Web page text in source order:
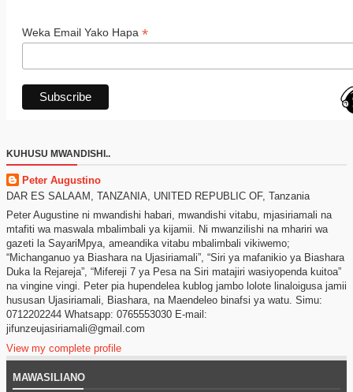
Weka Email Yako Hapa *
KUHUSU MWANDISHI..
Peter Augustino
DAR ES SALAAM, TANZANIA, UNITED REPUBLIC OF, Tanzania
Peter Augustine ni mwandishi habari, mwandishi vitabu, mjasiriamali na
mtafiti wa maswala mbalimbali ya kijamii. Ni mwanzilishi na mhariri wa
gazeti la SayariMpya, ameandika vitabu mbalimbali vikiwemo;
“Michanganuo ya Biashara na Ujasiriamali”, “Siri ya mafanikio ya Biashara
Duka la Rejareja”, “Mifereji 7 ya Pesa na Siri matajiri wasiyopenda kuitoa”
na vingine vingi. Peter pia hupendelea kublog jambo lolote linaloigusa jamii
hususan Ujasiriamali, Biashara, na Maendeleo binafsi ya watu. Simu:
0712202244 Whatsapp: 0765553030 E-mail:
jifunzeujasiriamali@gmail.com
View my complete profile
MAWASILIANO